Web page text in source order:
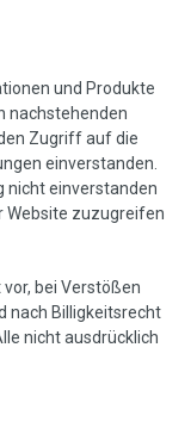
und Produkte
nachstehenden
Zugriff auf die
einverstanden.
nicht einverstanden
Website zuzugreifen
bei Verstößen
nach Billigkeitsrecht
nicht ausdrücklich